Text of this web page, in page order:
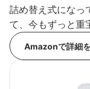
詰め替え式になっ
て、今もずっと重
Amazonで詳細